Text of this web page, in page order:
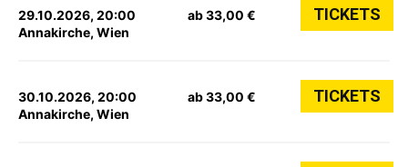
29.10.2026, 20:00
Annakirche, Wien
ab 33,00 € TICKETS
30.10.2026, 20:00
Annakirche, Wien
ab 33,00 € TICKETS